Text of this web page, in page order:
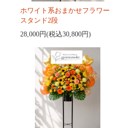
ホワイト系おまかせフラワー
スタンド2段
28,000円(税込30,800円)